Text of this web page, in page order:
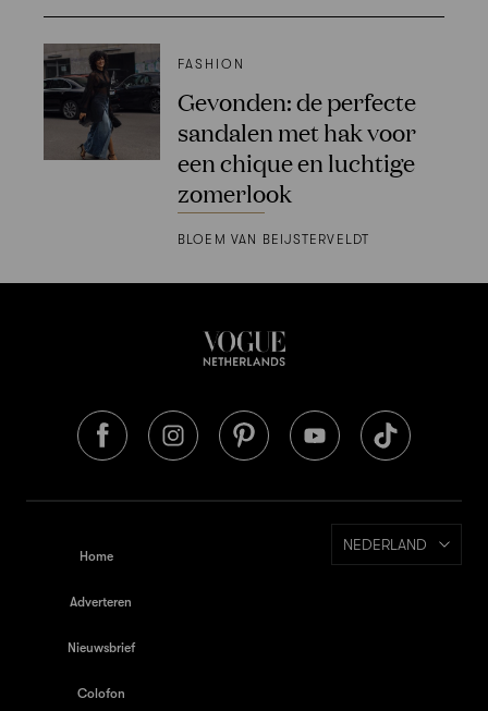
FASHION
Gevonden: de perfecte
sandalen met hak voor
een chique en luchtige
zomerlook
BLOEM VAN BEIJSTERVELDT
Home
Adverteren
Nieuwsbrief
Colofon
NEDERLAND